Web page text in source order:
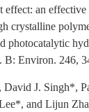
effect: an effective
crystalline
photocatalytic
B: Environ. 246,
, David J. Singh*,
and Lijun